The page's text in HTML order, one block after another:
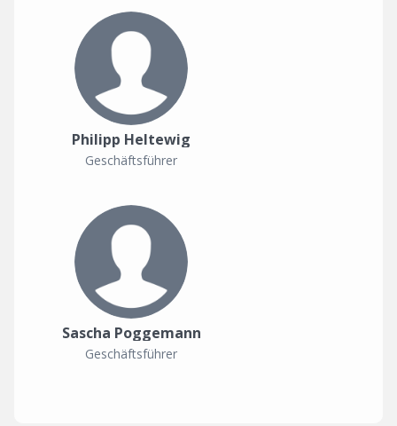
Philipp Heltewig
Geschäftsführer
Sascha Poggemann
Geschäftsführer